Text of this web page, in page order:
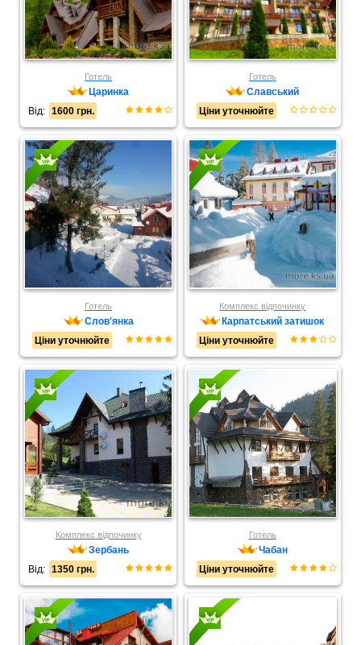
Готель
Царинка
Від:
1600 грн.
Готель
Славський
Ціни уточнюйте
Готель
Слов'янка
Ціни уточнюйте
Комплекс відпочинку
Карпатський затишок
Ціни уточнюйте
Комплекс відпочинку
Зербань
Від:
1350 грн.
Готель
Чабан
Ціни уточнюйте